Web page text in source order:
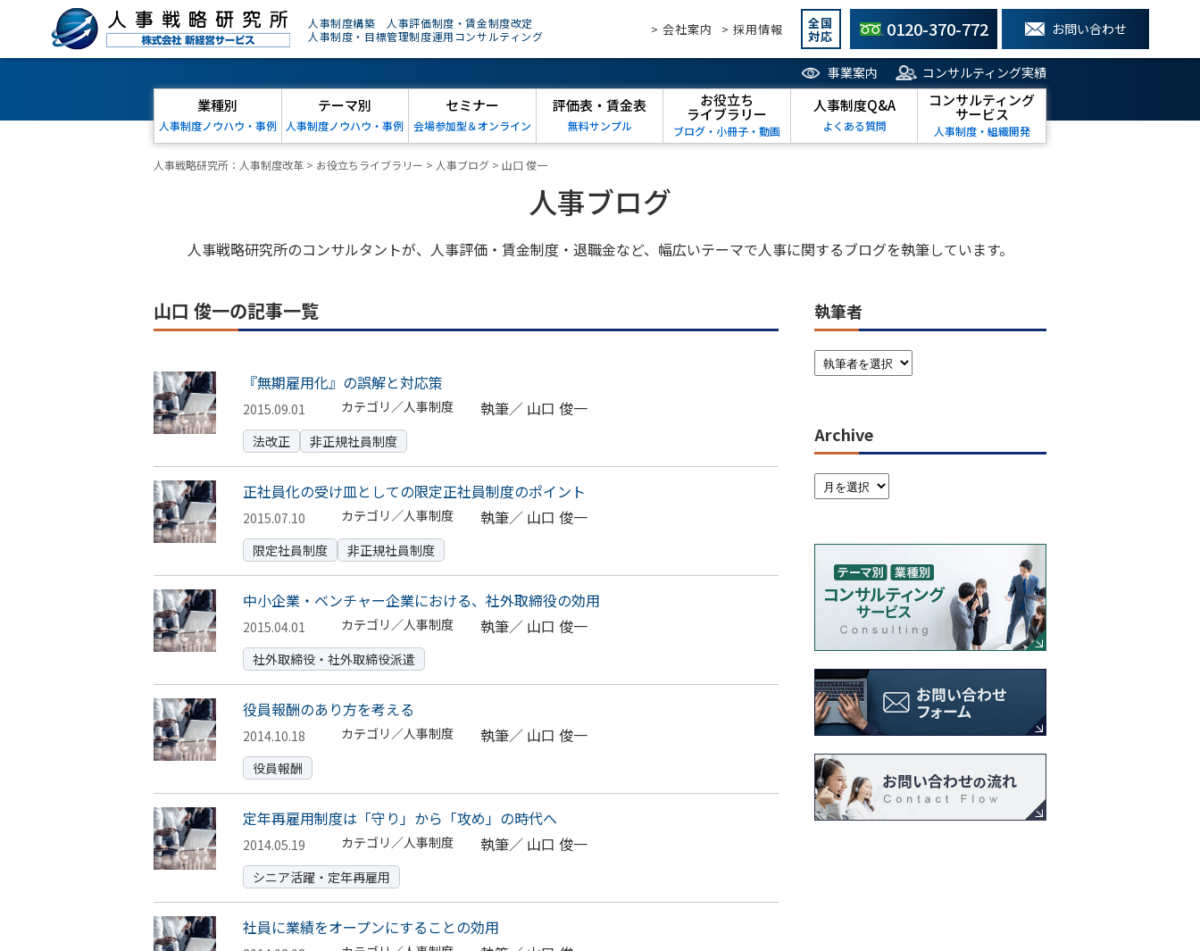
人事制度構築 人事評価制度・賃金制度改定
人事制度・目標管理制度運用コンサルティング
> 会社案内 > 採用情報 全国
対応 0120-370-772 お問い合わせ
事業案内 コンサルティング実績
業種別
人事制度ノウハウ・事例
テーマ別
人事制度ノウハウ・事例
セミナー
会場参加型＆オンライン
評価表・賃金表
無料サンプル
お役立ち
ライブラリー
ブログ・小冊子・動画
人事制度Q&A
よくある質問
コンサルティング
サービス
人事制度・組織開発
人事戦略研究所：人事制度改革 > お役立ちライブラリー > 人事ブログ > 山口 俊一
人事ブログ
人事戦略研究所のコンサルタントが、人事評価・賃金制度・退職金など、幅広いテーマで人事に関するブログを執筆しています。
山口 俊一の記事一覧
『無期雇用化』の誤解と対応策
2015.09.01 カテゴリ／人事制度 執筆／ 山口 俊一
法改正 非正規社員制度
正社員化の受け皿としての限定正社員制度のポイント
2015.07.10 カテゴリ／人事制度 執筆／ 山口 俊一
限定社員制度 非正規社員制度
中小企業・ベンチャー企業における、社外取締役の効用
2015.04.01 カテゴリ／人事制度 執筆／ 山口 俊一
社外取締役・社外取締役派遣
役員報酬のあり方を考える
2014.10.18 カテゴリ／人事制度 執筆／ 山口 俊一
役員報酬
定年再雇用制度は「守り」から「攻め」の時代へ
2014.05.19 カテゴリ／人事制度 執筆／ 山口 俊一
シニア活躍・定年再雇用
社員に業績をオープンにすることの効用
執筆者
Archive